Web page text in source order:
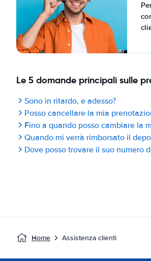
Le 5 domande principali sulle
Sono in ritardo, e adesso?
Posso cancellare la mia
Fino a quando posso cambiare la
Quando mi verrà rimborsato il
Dove posso trovare il suo numero
Home Assistenza clienti